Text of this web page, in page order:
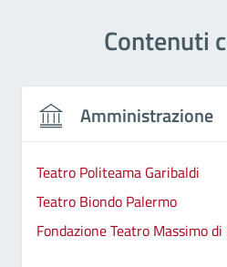
Contenuti
Amministrazione
Teatro Politeama Garibaldi
Teatro Biondo Palermo
Fondazione Teatro Massimo